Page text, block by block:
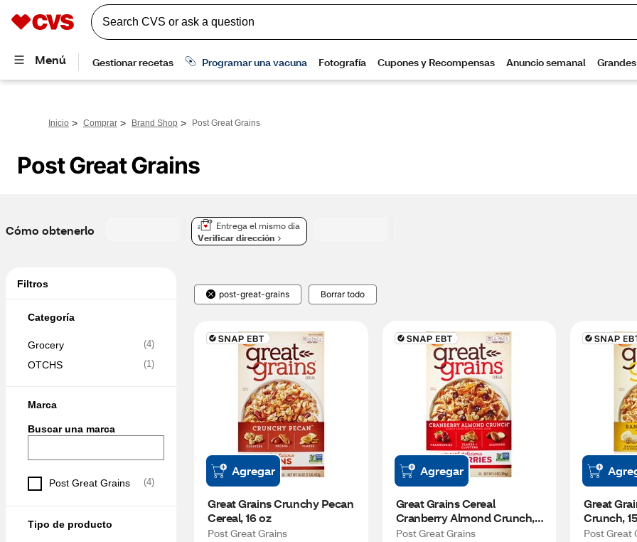
Inicio > Comprar > Brand Shop > Post Great Grains
Post Great Grains
Cómo obtenerlo
Entrega el mismo día
Verificar dirección
Filtros
Categoría
Grocery (4)
OTCHS (1)
Marca
Buscar una marca
Post Great Grains (4)
Tipo de producto
post-great-grains Borrar todo
Agregar
Great Grains Crunchy Pecan
Cereal, 16 oz
Post Great Grains
Agregar
Great Grains Cereal
Cranberry Almond Crunch,
14 oz
Post Great Grains
Great
Crunch,
Post Great